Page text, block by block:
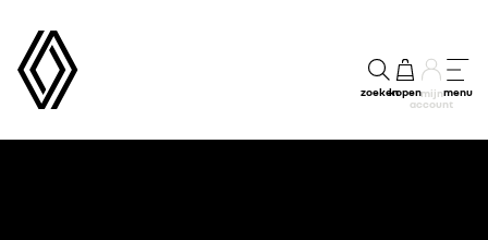
zoekenkopenmijn
account
menu